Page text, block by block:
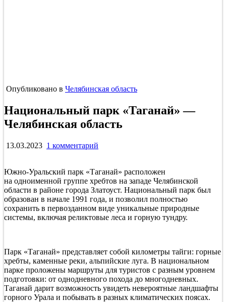
Опубликовано в Челябинская область
Национальный парк «Таганай» —
Челябинская область
13.03.2023 1 комментарий
парк
«Таганай»
—
Челябинская
область
Южно-Уральский парк «Таганай» расположен
на одноименной группе хребтов на западе Челябинской
области в районе города Златоуст. Национальный парк был
образован в начале 1991 года, и позволил полностью
сохранить в первозданном виде уникальные природные
системы, включая реликтовые леса и горную тундру.
Парк «Таганай» представляет собой километры тайги: горные
хребты, каменные реки, альпийские луга. В национальном
парке проложены маршруты для туристов с разным уровнем
подготовки: от однодневного похода до многодневных.
Таганай дарит возможность увидеть невероятные ландшафты
горного Урала и побывать в разных климатических поясах.